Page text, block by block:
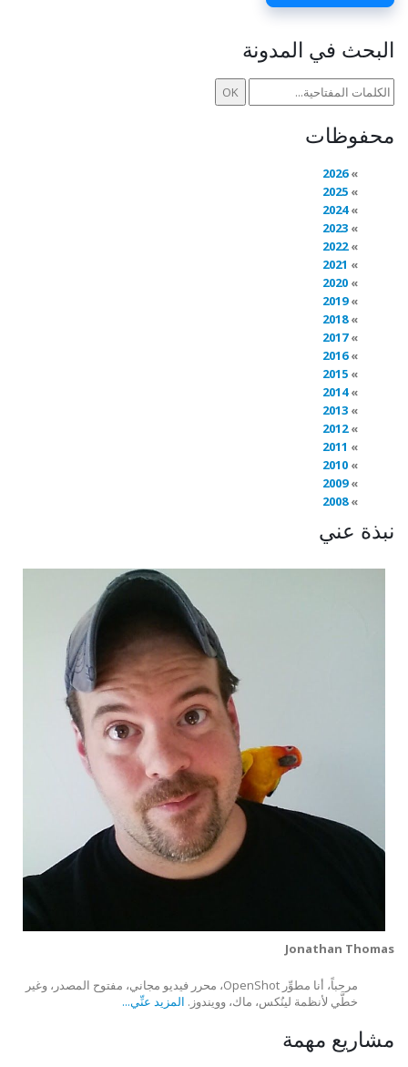
البحث في المدونة
محفوظات
2026
2025
2024
2023
2022
2021
2020
2019
2018
2017
2016
2015
2014
2013
2012
2011
2010
2009
2008
نبذة عني
Jonathan Thomas
مرحباً، أنا مطوِّر OpenShot، محرر فيديو مجاني، مفتوح المصدر، وغير
خطَّي لأنظمة لينُكس، ماك، وويندوز. المزيد عنِّي...
مشاريع مهمة